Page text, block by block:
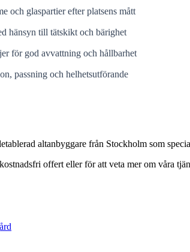
och glaspartier efter platsens mått
hänsyn till tätskikt och bärighet
för god avvattning och hållbarhet
passning och helhetsutförande
altanbyggare från Stockholm som
offert eller för att veta mer om våra